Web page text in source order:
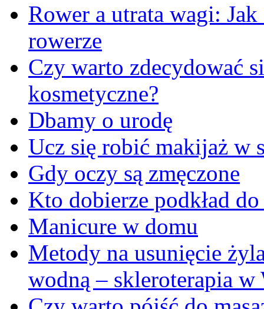
Rower a utrata wagi:
rowerze
Czy warto zdecydować
kosmetyczne?
Dbamy o urodę
Ucz się robić makijaż w
Gdy oczy są zmęczone
Kto dobierze podkład
Manicure w domu
Metody na usunięcie
wodną – skleroterapia w